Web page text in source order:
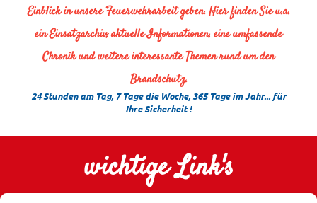
Einblick in unsere Feuerwehrarbeit geben. Hier finden Sie u.a.
ein Einsatzarchiv, aktuelle Informationen, eine umfassende
Chronik und weitere interessante Themen rund um den
Brandschutz.
24 Stunden am Tag, 7 Tage die Woche, 365 Tage im Jahr... für
Ihre Sicherheit !
wichtige Link's